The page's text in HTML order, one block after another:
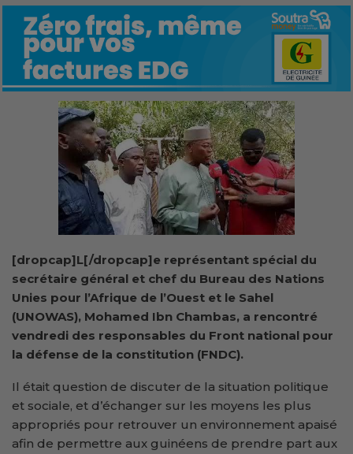
[dropcap]L[/dropcap]e représentant spécial du
secrétaire général et chef du Bureau des Nations
Unies pour l’Afrique de l’Ouest et le Sahel
(UNOWAS), Mohamed Ibn Chambas, a rencontré
vendredi des responsables du Front national pour
la défense de la constitution (FNDC).
Il était question de discuter de la situation politique
et sociale, et d’échanger sur les moyens les plus
appropriés pour retrouver un environnement apaisé
afin de permettre aux guinéens de prendre part aux